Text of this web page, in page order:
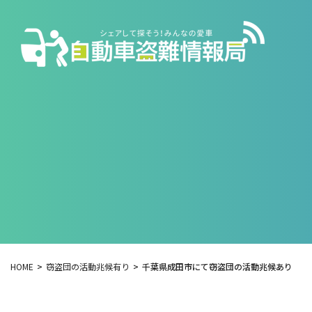
HOME 窃盗団の活動兆候有り 千葉県成田市にて窃盗団の活動兆候あり